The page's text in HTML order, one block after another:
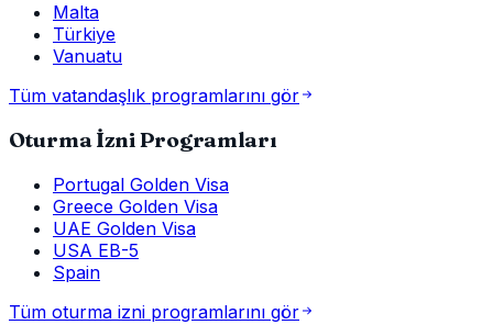
Malta
Türkiye
Vanuatu
Tüm vatandaşlık programlarını gör
Oturma İzni Programları
Portugal Golden Visa
Greece Golden Visa
UAE Golden Visa
USA EB-5
Spain
Tüm oturma izni programlarını gör